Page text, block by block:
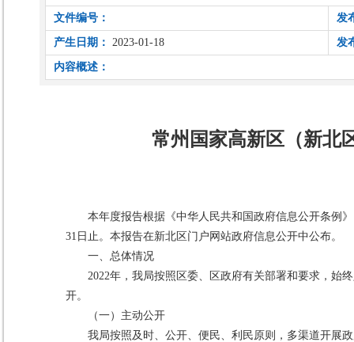
文件编号： 发
产生日期： 2023-01-18 发
内容概述：
常州国家高新区（新北
本年度报告根据《中华人民共和国政府信息公开条例
31日止。本报告在新北区门户网站政府信息公开中公布。
一、总体情况
2022年，我局按照区委、区政府有关部署和要求，始
开。
（一）主动公开
我局按照及时、公开、便民、利民原则，多渠道开展